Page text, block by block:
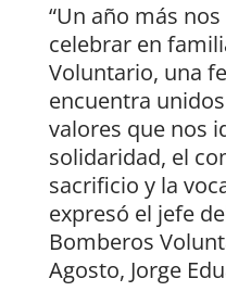
“Un año más
celebrar en
Voluntario, una
encuentra
valores que nos
solidaridad, el
sacrificio y la
expresó el jefe
Bomberos
Agosto, Jorge